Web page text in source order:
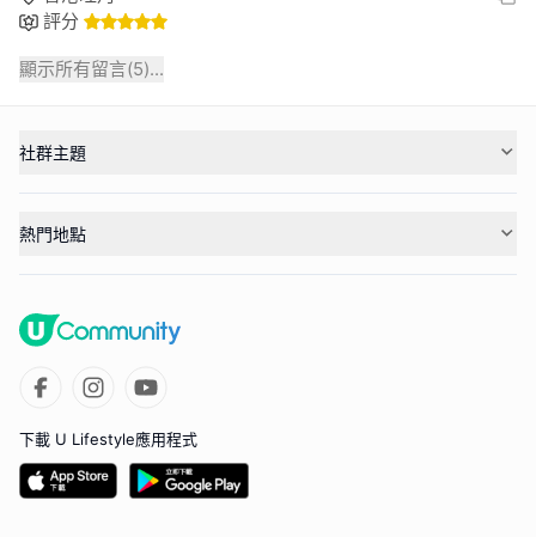
評分
顯示所有留言(5)...
社群主題
熱門地點
下載 U Lifestyle應用程式